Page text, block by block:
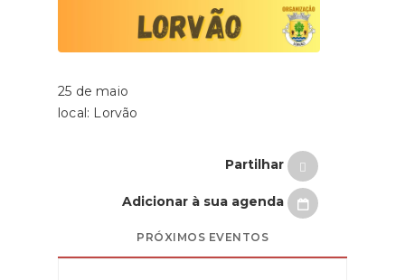
25 de maio
local: Lorvão
Partilhar
Adicionar à sua agenda
PRÓXIMOS EVENTOS